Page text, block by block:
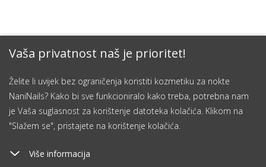
Vaša privatnost naš je prioritet!
Želite li uvijek bez ograničenja koristiti kozmetiku za nokte
NaniNails? Kako bi sve funkcioniralo kako treba, potrebna nam
je Vaša suglasnost za korištenje datoteka kolačića. Klikom na
"Slažem se", pristajete na korištenje kolačića.
Više informacija